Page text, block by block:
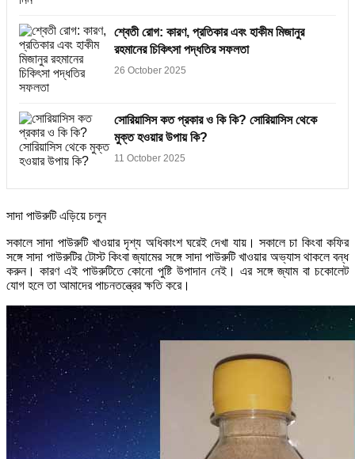
শ্বেতী রোগ: কারণ, প্রতিকার এবং হাকীম মিজানুর
রহমানের চিকিৎসা পদ্ধতির সফলতা
26 October 2025
সোরিয়াসিস কত প্রকার ও কি কি? সোরিয়াসিস থেকে
মুক্ত হওয়ার উপায় কি?
11 October 2025
​সাদা পাউরুটি এড়িয়ে চলুন
সকালে সাদা পাউরুটি খাওয়ার দৃশ্য অধিকাংশ ঘরেই দেখা যায়। সকালে চা কিংবা কফির
সঙ্গে সাদা পাউরুটির টোস্ট কিংবা জ্যামের সঙ্গে সাদা পাউরুটি খাওয়ার অভ্যাস থাকলে বন্ধ
করুন। কারণ এই পাউরুটিতে কোনো পুষ্টি উপাদান নেই। এর সঙ্গে জ্যাম বা চকোলেট
যোগ হলে তা আমাদের পাচনতন্ত্রের ক্ষতি করে।